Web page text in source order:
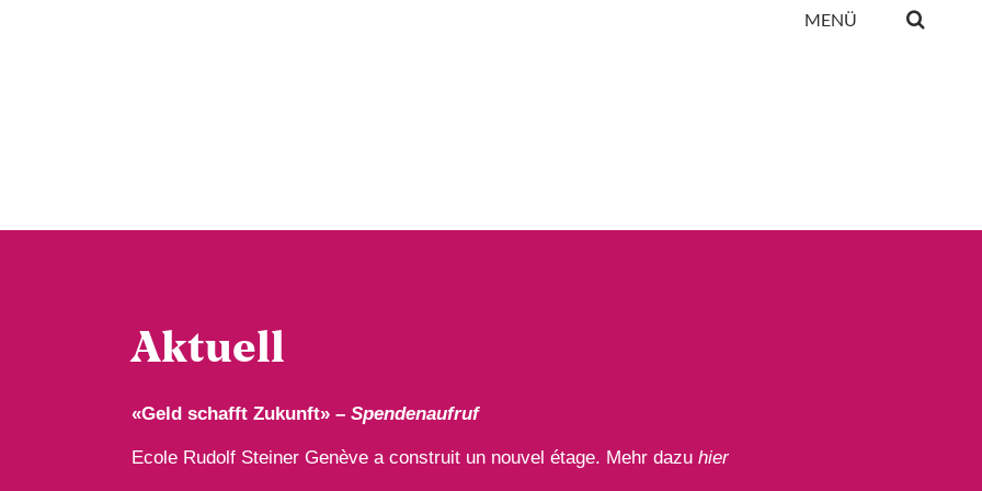
MENÜ
Aktuell
«Geld schafft Zukunft» –Spendenaufruf
Ecole Rudolf Steiner Genève a construit un nouvel étage. Mehr dazuhier